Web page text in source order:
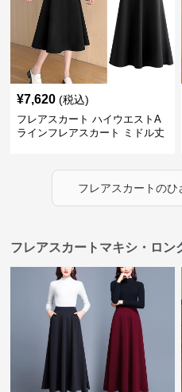
¥7,620 (税込)
フレアスカート ハイウエストA
ラインフレアスカート ミドル丈
フレアスカートのひ
フレアスカートマキシ・ロン